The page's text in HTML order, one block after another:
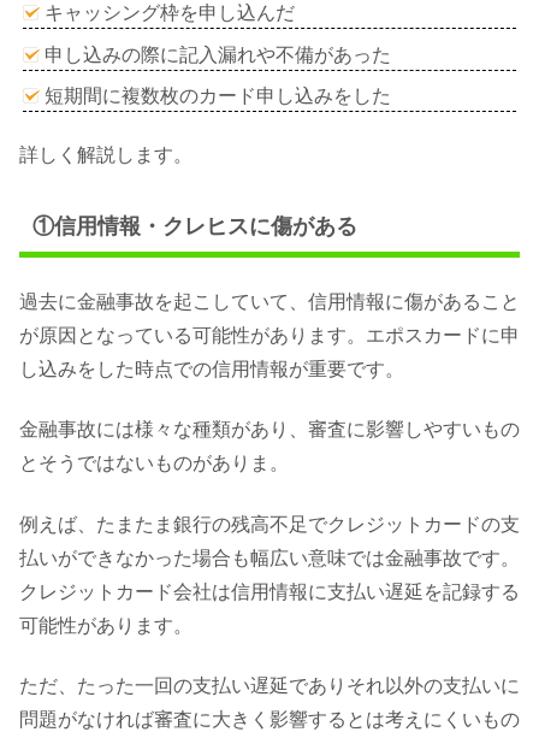
キャッシング枠を申し込んだ
申し込みの際に記入漏れや不備があった
短期間に複数枚のカード申し込みをした
詳しく解説します。
①信用情報・クレヒスに傷がある
過去に金融事故を起こしていて、信用情報に傷があること
が原因となっている可能性があります。エポスカードに申
し込みをした時点での信用情報が重要です。
金融事故には様々な種類があり、審査に影響しやすいもの
とそうではないものがありま。
例えば、たまたま銀行の残高不足でクレジットカードの支
払いができなかった場合も幅広い意味では金融事故です。
クレジットカード会社は信用情報に支払い遅延を記録する
可能性があります。
ただ、たった一回の支払い遅延でありそれ以外の支払いに
問題がなければ審査に大きく影響するとは考えにくいもの